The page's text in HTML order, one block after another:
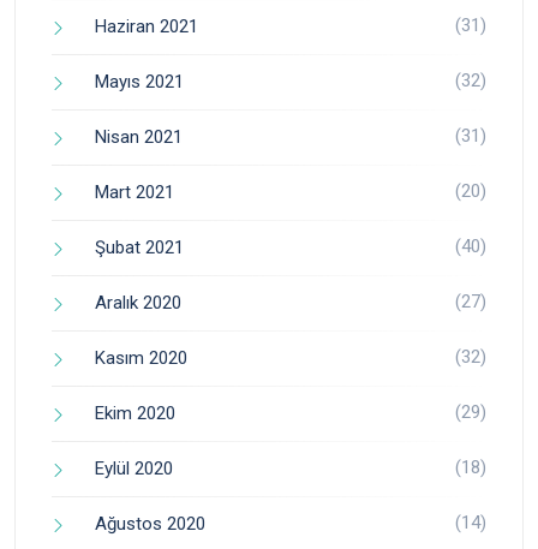
Haziran 2021 (31)
Mayıs 2021 (32)
Nisan 2021 (31)
Mart 2021 (20)
Şubat 2021 (40)
Aralık 2020 (27)
Kasım 2020 (32)
Ekim 2020 (29)
Eylül 2020 (18)
Ağustos 2020 (14)